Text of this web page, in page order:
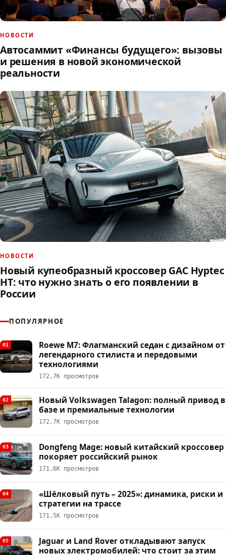
НОВОСТИ
Автосаммит «Финансы будущего»: вызовы
и решения в новой экономической
реальности
НОВОСТИ
Новый купеобразный кроссовер GAC Hyptec
HT: что нужно знать о его появлении в
России
ПОПУЛЯРНОЕ
01
Roewe M7: Флагманский седан с дизайном от
легендарного стилиста и передовыми
технологиями
172,7К просмотров
02
Новый Volkswagen Talagon: полный привод в
базе и премиальные технологии
172,7К просмотров
03
Dongfeng Mage: новый китайский кроссовер
покоряет российский рынок
171,6К просмотров
04
«Шёлковый путь – 2025»: динамика, риски и
стратегии на трассе
171,5К просмотров
05
Jaguar и Land Rover откладывают запуск
новых электромобилей: что стоит за этим